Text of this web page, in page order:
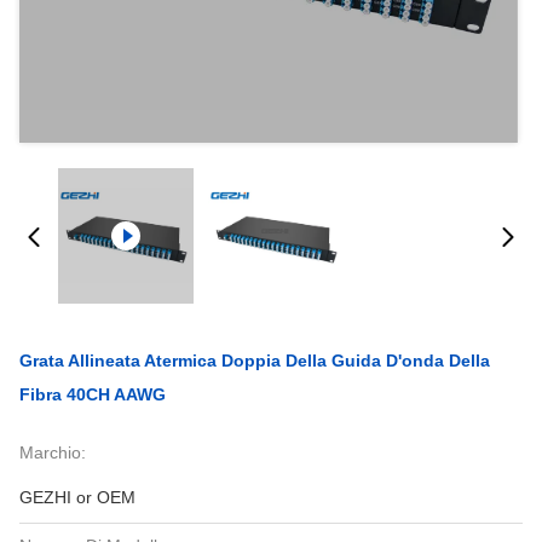
Grata Allineata Atermica Doppia Della Guida D'onda Della
Fibra 40CH AAWG
Marchio:
GEZHI or OEM